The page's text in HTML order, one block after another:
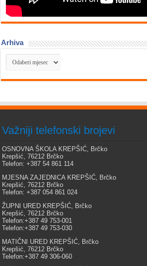
Arhiva
Arhiva
Važniji telefonski brojevi
OSNOVNA ŠKOLA KREPŠIĆ, Brčko
Krepšić, 76212 Brčko
Telefon: +387 54 861 114
MJESNA ZAJEDNICA KREPŠIĆ, Brčko
Krepšić, 76212 Brčko
Telefon: +387 054 861 024
ŽUPNI URED KREPŠIĆ, Brčko
Krepšić, 76212 Brčko
Telefon:+387 49 753-001
Telefon:+387 49 753-030
MATIČNI URED KREPŠIĆ, Brčko
Krepšić, 76212 Brčko
Telefon:+387 49 306-060